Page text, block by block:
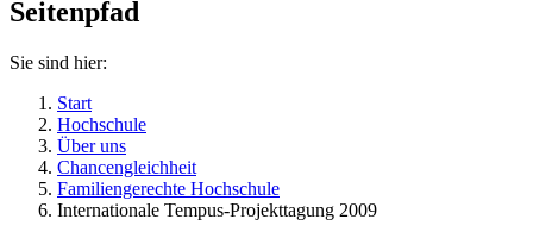
Seitenpfad
Sie sind hier:
Start
Hochschule
Über uns
Chancengleichheit
Familiengerechte Hochschule
Internationale Tempus-Projekttagung 2009